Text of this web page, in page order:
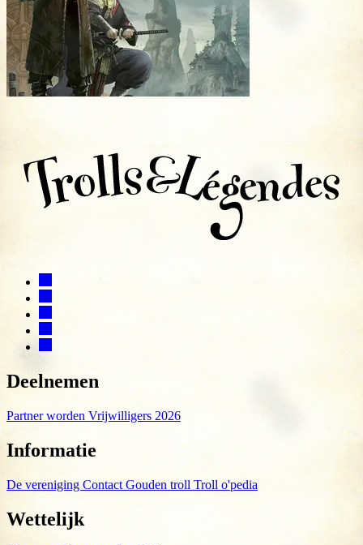
Deelnemen
Partner worden Vrijwilligers 2026
Informatie
De vereniging Contact Gouden troll Troll o'pedia
Wettelijk